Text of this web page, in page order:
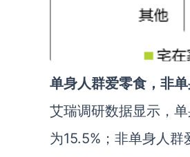
单身人群爱零食，非
艾瑞调研数据显示，
为15.5%；非单身人